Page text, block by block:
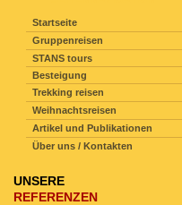
Startseite
Gruppenreisen
STANS tours
Besteigung
Trekking reisen
Weihnachtsreisen
Artikel und Publikationen
Über uns / Kontakten
UNSERE
REFERENZEN